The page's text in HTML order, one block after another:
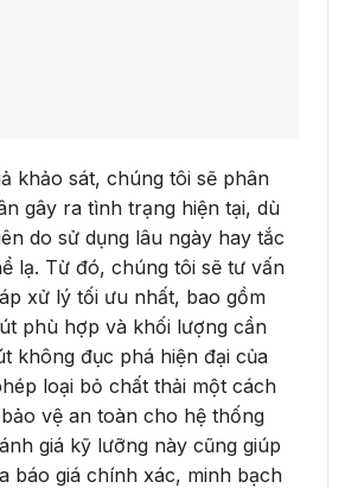
khảo sát, chúng tôi sẽ phân
gây ra tình trạng hiện tại, dù
do sử dụng lâu ngày hay tắc
lạ. Từ đó, chúng tôi sẽ tư vấn
xử lý tối ưu nhất, bao gồm
phù hợp và khối lượng cần
không đục phá hiện đại của
loại bỏ chất thải một cách
vệ an toàn cho hệ thống
giá kỹ lưỡng này cũng giúp
báo giá chính xác, minh bạch